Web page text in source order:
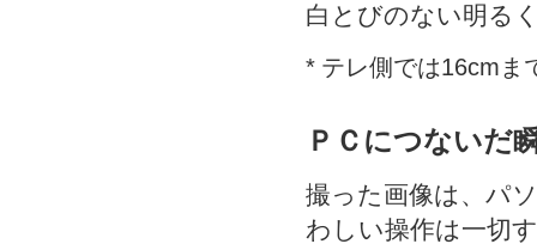
白とびのない明る
* テレ側では16cmま
ＰＣにつないだ
撮った画像は、パ
わしい操作は一切